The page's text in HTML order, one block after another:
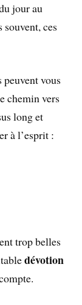
jour au
souvent, ces
peuvent vous
chemin vers
long et
à l’esprit :
trop belles
dévotion